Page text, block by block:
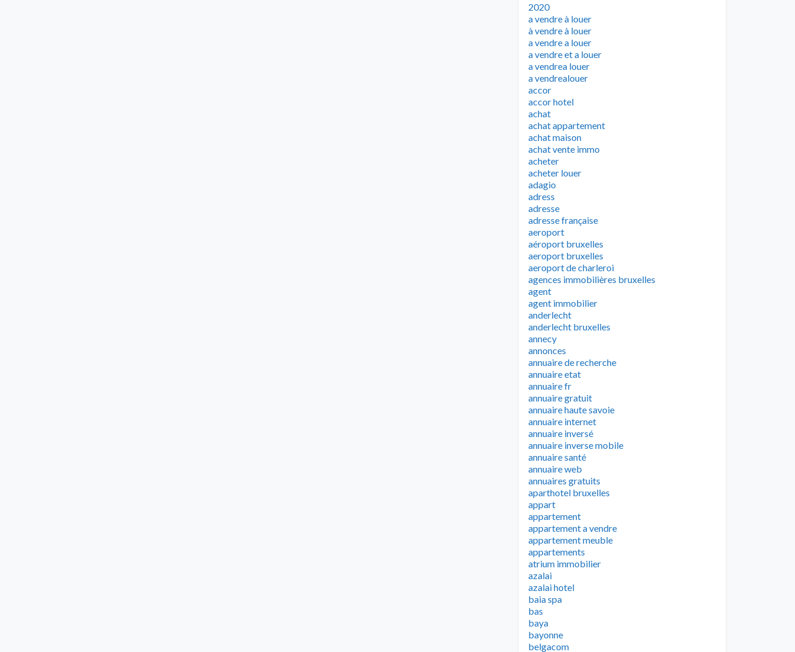
2020
a vendre à louer
à vendre à louer
a vendre a louer
a vendre et a louer
a vendrea louer
a vendrealouer
accor
accor hotel
achat
achat appartement
achat maison
achat vente immo
acheter
acheter louer
adagio
adress
adresse
adresse française
aeroport
aéroport bruxelles
aeroport bruxelles
aeroport de charleroi
agences immobilières bruxelles
agent
agent immobilier
anderlecht
anderlecht bruxelles
annecy
annonces
annuaire de recherche
annuaire etat
annuaire fr
annuaire gratuit
annuaire haute savoie
annuaire internet
annuaire inversé
annuaire inverse mobile
annuaire santé
annuaire web
annuaires gratuits
aparthotel bruxelles
appart
appartement
appartement a vendre
appartement meuble
appartements
atrium immobilier
azalai
azalai hotel
baia spa
bas
baya
bayonne
belgacom